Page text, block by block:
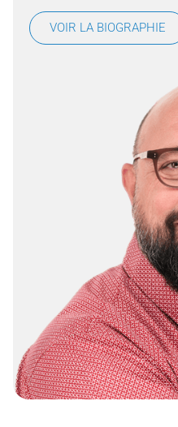
VOIR LA BIOGRAPHIE